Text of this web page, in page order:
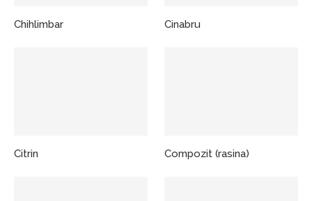
Chihlimbar Cinabru
Citrin Compozit (rasina)